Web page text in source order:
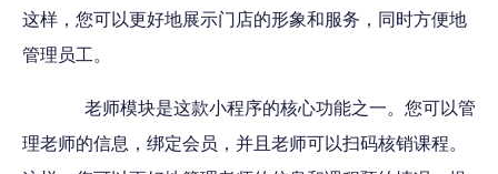
这样，您可以更好地展示门店的形象和服务，同时方便地
管理员工。
老师模块是这款小程序的核心功能之一。您可以管
理老师的信息，绑定会员，并且老师可以扫码核销课程。